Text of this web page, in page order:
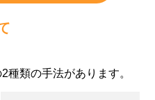
種類の手法があります。